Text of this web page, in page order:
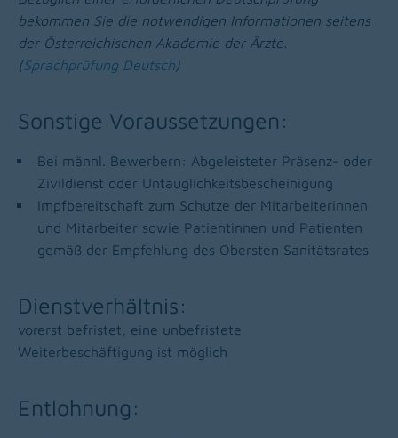
bekommen Sie die notwendigen Informationen seitens
der Österreichischen Akademie der Ärzte.
(Sprachprüfung Deutsch)
Sonstige Voraussetzungen:
Bei männl. Bewerbern: Abgeleisteter Präsenz- oder
Zivildienst oder Untauglichkeitsbescheinigung
Impfbereitschaft zum Schutze der Mitarbeiterinnen
und Mitarbeiter sowie Patientinnen und Patienten
gemäß der Empfehlung des Obersten Sanitätsrates
Dienstverhältnis:
vorerst befristet, eine unbefristete
Weiterbeschäftigung ist möglich
Entlohnung: